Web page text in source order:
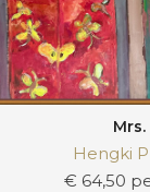
Mrs.
Hengki
€ 64,50